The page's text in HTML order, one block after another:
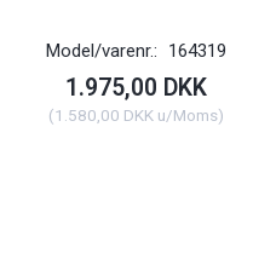
Model/varenr.: 164319
1.975,00 DKK
(1.580,00 DKKu/Moms)